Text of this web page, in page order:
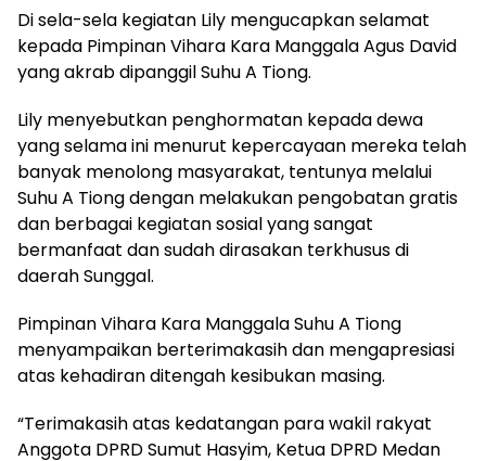
Di sela-sela kegiatan Lily mengucapkan selamat
kepada Pimpinan Vihara Kara Manggala Agus David
yang akrab dipanggil Suhu A Tiong.
Lily menyebutkan penghormatan kepada dewa
yang selama ini menurut kepercayaan mereka telah
banyak menolong masyarakat, tentunya melalui
Suhu A Tiong dengan melakukan pengobatan gratis
dan berbagai kegiatan sosial yang sangat
bermanfaat dan sudah dirasakan terkhusus di
daerah Sunggal.
Pimpinan Vihara Kara Manggala Suhu A Tiong
menyampaikan berterimakasih dan mengapresiasi
atas kehadiran ditengah kesibukan masing.
“Terimakasih atas kedatangan para wakil rakyat
Anggota DPRD Sumut Hasyim, Ketua DPRD Medan